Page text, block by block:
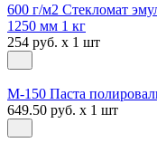
600 г/м2 Стекломат
1250 мм 1 кг
254 руб. x 1 шт
М-150 Паста
649.50 руб. x 1 шт